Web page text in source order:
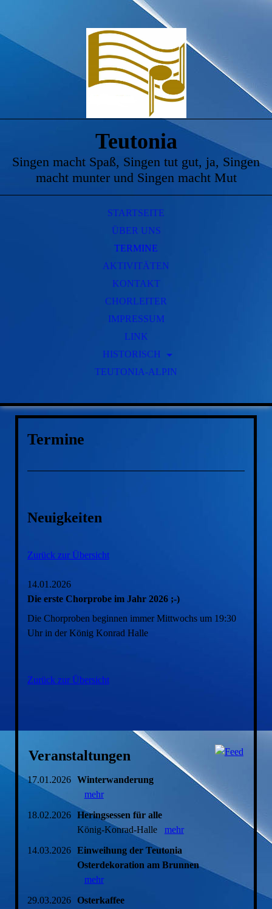
Teutonia
Singen macht Spaß, Singen tut gut, ja, Singen
macht munter und Singen macht Mut
STARTSEITE
ÜBER UNS
TERMINE
AKTIVITÄTEN
KONTAKT
CHORLEITER
IMPRESSUM
LINK
HISTORISCH
GESCHICHTE
FRÜHERE CHORLEITER
TEUTONIA-ALPIN
Termine
Neuigkeiten
Zurück zur Übersicht
14.01.2026
Die erste Chorprobe im Jahr 2026 ;-)
Die Chorproben beginnen immer Mittwochs um 19:30
Uhr in der König Konrad Halle
Zurück zur Übersicht
Veranstaltungen
17.01.2026
Winterwanderung
mehr
18.02.2026
Heringsessen für alle
König-Konrad-Halle mehr
14.03.2026
Einweihung der Teutonia
Osterdekoration am Brunnen
mehr
29.03.2026
Osterkaffee